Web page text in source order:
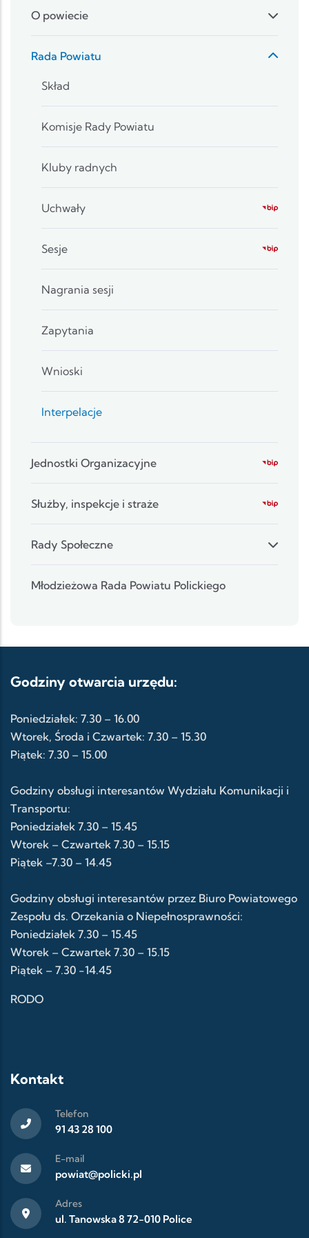
O powiecie
Rada Powiatu
Skład
Komisje Rady Powiatu
Kluby radnych
Uchwały
Sesje
Nagrania sesji
Zapytania
Wnioski
Interpelacje
Jednostki Organizacyjne
Służby, inspekcje i straże
Rady Społeczne
Młodzieżowa Rada Powiatu Polickiego
Godziny otwarcia urzędu:
Poniedziałek: 7.30 – 16.00
Wtorek, Środa i Czwartek: 7.30 – 15.30
Piątek: 7.30 – 15.00
Godziny obsługi interesantów Wydziału Komunikacji i
Transportu:
Poniedziałek 7.30 – 15.45
Wtorek – Czwartek 7.30 – 15.15
Piątek –7.30 – 14.45
Godziny obsługi interesantów przez Biuro Powiatowego
Zespołu ds. Orzekania o Niepełnosprawności:
Poniedziałek 7.30 – 15.45
Wtorek – Czwartek 7.30 – 15.15
Piątek – 7.30 -14.45
RODO
Kontakt
Telefon
91 43 28 100
E-mail
powiat@policki.pl
Adres
ul. Tanowska 8 72-010 Police